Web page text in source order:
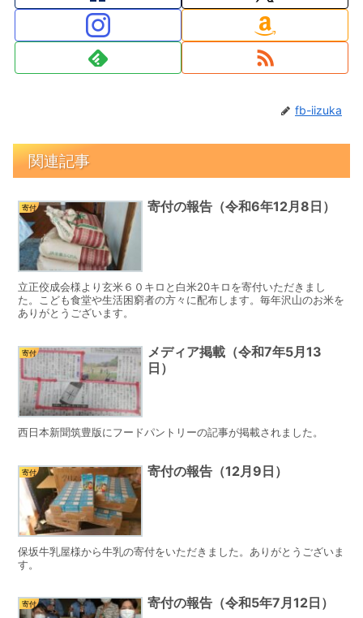
fb-iizuka
関連記事
寄付 寄付の報告（令和6年12月8日）
立正佼成会様より玄米６０キロと白米20キロを寄付いただきまし
た。こども食堂や生活困窮者の方々に配布します。毎年沢山のお米を
ありがとうございます。
寄付
メディア掲載（令和7年5月13
日）
西日本新聞筑豊版にフードパントリーの記事が掲載されました。
寄付 寄付の報告（12月9日）
保坂牛乳屋様から牛乳の寄付をいただきました。ありがとうございま
す。
寄付 寄付の報告（令和5年7月12日）